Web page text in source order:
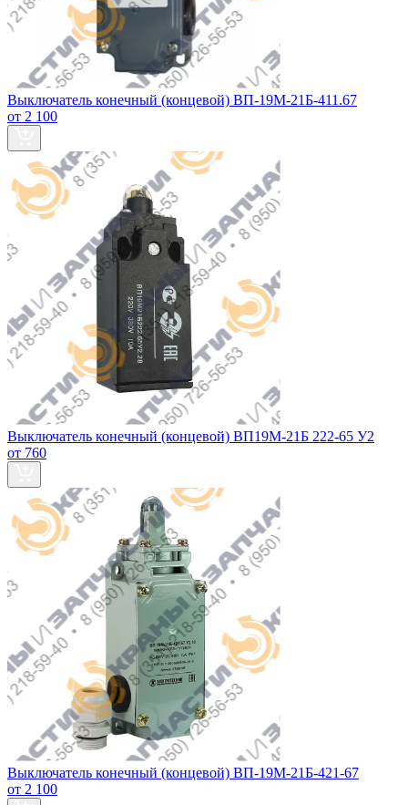
Выключатель конечный (концевой) ВП-19М-21Б-411.67
от 2 100
Выключатель конечный (концевой) ВП19М-21Б 222-65 У2
от 760
Выключатель конечный (концевой) ВП-19М-21Б-421-67
от 2 100